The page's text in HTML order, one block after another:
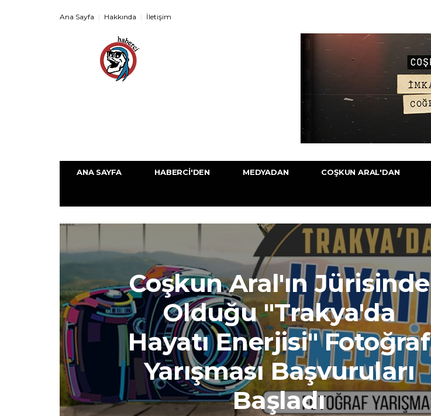
Ana Sayfa Hakkında İletişim
ANA SAYFA HABERCI'DEN MEDYADAN COŞKUN ARAL'DAN
Coşkun Aral'ın Jürisinde
Olduğu "Trakya'da
Hayatı Enerjisi" Fotoğraf
Yarışması Başvuruları
Başladı